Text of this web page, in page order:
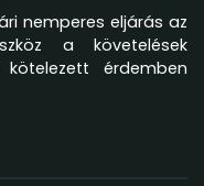
nemperes eljárás az
a követelések
érdemben